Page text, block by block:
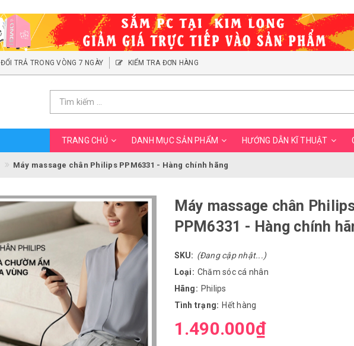
ĐỔI TRẢ TRONG VÒNG 7 NGÀY KIỂM TRA ĐƠN HÀNG
TRANG CHỦ DANH MỤC SẢN PHẨM HƯỚNG DẪN KĨ THUẬT
Máy massage chân Philips PPM6331 - Hàng chính hãng
Máy massage chân
PPM6331 - Hàng chính
SKU: (Đang cập nhật...)
Loại: Chăm sóc cá nhân
Hãng: Philips
Tình trạng: Hết hàng
1.490.000₫